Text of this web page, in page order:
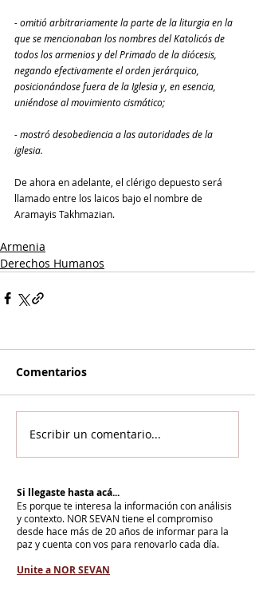
- omitió arbitrariamente la parte de la liturgia en la
que se mencionaban los nombres del Katolicós de
todos los armenios y del Primado de la diócesis,
negando efectivamente el orden jerárquico,
posicionándose fuera de la Iglesia y, en esencia,
uniéndose al movimiento cismático;
- mostró desobediencia a las autoridades de la
iglesia.
De ahora en adelante, el clérigo depuesto será
llamado entre los laicos bajo el nombre de
Aramayis Takhmazian.
Armenia
Derechos Humanos
Comentarios
Escribir un comentario...
Si llegaste hasta acá...
Es porque te interesa la información con análisis
y contexto. NOR SEVAN tiene el compromiso
desde hace más de 20 años de informar para la
paz y cuenta con vos para renovarlo cada día.
Unite a NOR SEVAN